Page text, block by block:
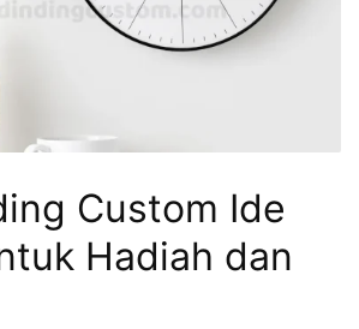
Custom Ide
Hadiah dan